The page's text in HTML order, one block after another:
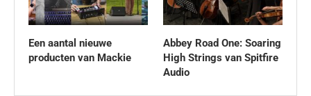
Een aantal nieuwe
producten van Mackie
Abbey Road One: Soaring
High Strings van Spitfire
Audio